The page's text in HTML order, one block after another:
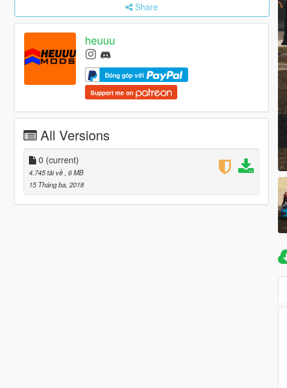
Share
heuuu
Đóng góp với
Support me on
All Versions
0 (current)
4.745 tải về , 6 MB
15 Tháng ba, 2018